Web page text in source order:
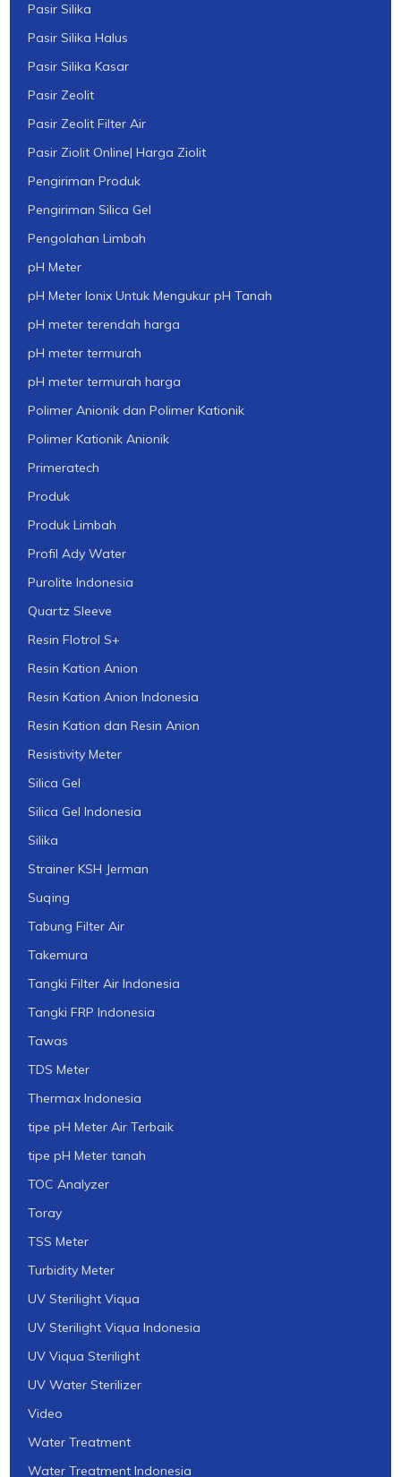
Pasir Silika
Pasir Silika Halus
Pasir Silika Kasar
Pasir Zeolit
Pasir Zeolit Filter Air
Pasir Ziolit Online| Harga Ziolit
Pengiriman Produk
Pengiriman Silica Gel
Pengolahan Limbah
pH Meter
pH Meter Ionix Untuk Mengukur pH Tanah
pH meter terendah harga
pH meter termurah
pH meter termurah harga
Polimer Anionik dan Polimer Kationik
Polimer Kationik Anionik
Primeratech
Produk
Produk Limbah
Profil Ady Water
Purolite Indonesia
Quartz Sleeve
Resin Flotrol S+
Resin Kation Anion
Resin Kation Anion Indonesia
Resin Kation dan Resin Anion
Resistivity Meter
Silica Gel
Silica Gel Indonesia
Silika
Strainer KSH Jerman
Suqing
Tabung Filter Air
Takemura
Tangki Filter Air Indonesia
Tangki FRP Indonesia
Tawas
TDS Meter
Thermax Indonesia
tipe pH Meter Air Terbaik
tipe pH Meter tanah
TOC Analyzer
Toray
TSS Meter
Turbidity Meter
UV Sterilight Viqua
UV Sterilight Viqua Indonesia
UV Viqua Sterilight
UV Water Sterilizer
Video
Water Treatment
Water Treatment Indonesia